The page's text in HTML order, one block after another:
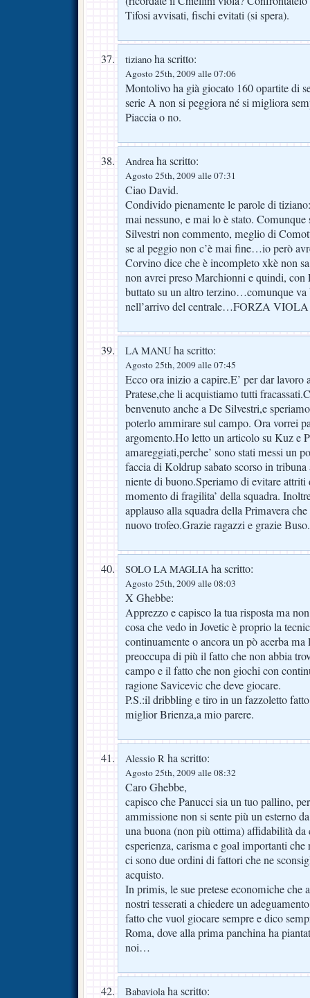
Tifosi avvisati, fischi evitati (si spera).
tiziano ha scritto:
Agosto 25th, 2009 alle 07:06
Montolivo ha già giocato 160 opartite di
serie A non si peggiora né si migliora
Piaccia o no.
Andreaha scritto:
Agosto 25th, 2009 alle 07:31
Ciao David.
Condivido pienamente le parole di
mai nessuno, e mai lo è stato.
Silvestri non commento, meglio di
se al peggio non c’è mai fine…io però
Corvino dice che è incompleto xkè non
non avrei preso Marchionni e quindi, con
buttato su un altro terzino…comunque va
nell’arrivo del centrale…FORZA
LA MANU ha scritto:
Agosto 25th, 2009 alle 07:45
Ecco ora inizio a capire.E’ per dar
Pratese,che li acquistiamo tutti
benvenuto anche a De Silvestri,e
poterlo ammirare sul campo. Ora vorrei
argomento.Ho letto un articolo su Kuz e
amareggiati,perche’ sono stati messi un
faccia di Koldrup sabato scorso in
niente di buono.Speriamo di evitare
momento di fragilita’ della squadra.
applauso alla squadra della Primavera
nuovo trofeo.Grazie ragazzi e grazie Buso.
SOLO LA MAGLIA ha scritto:
Agosto 25th, 2009 alle 08:03
X Ghebbe:
Apprezzo e capisco la tua risposta ma
cosa che vedo in Jovetic è proprio la
continuamente o ancora un pò acerba
preoccupa di più il fatto che non abbia
campo e il fatto che non giochi con
ragione Savicevic che deve giocare.
P.S.:il dribbling e tiro in un fazzoletto
miglior Brienza,a mio parere.
Alessio R ha scritto:
Agosto 25th, 2009 alle 08:32
Caro Ghebbe,
capisco che Panucci sia un tuo pallino,
ammissione non si sente più un esterno
una buona (non più ottima) affidabilità da
esperienza, carisma e goal importanti che
ci sono due ordini di fattori che ne
acquisto.
In primis, le sue pretese economiche
nostri tesserati a chiedere un
fatto che vuol giocare sempre e dico
Roma, dove alla prima panchina ha
noi…
Babaviolaha scritto: